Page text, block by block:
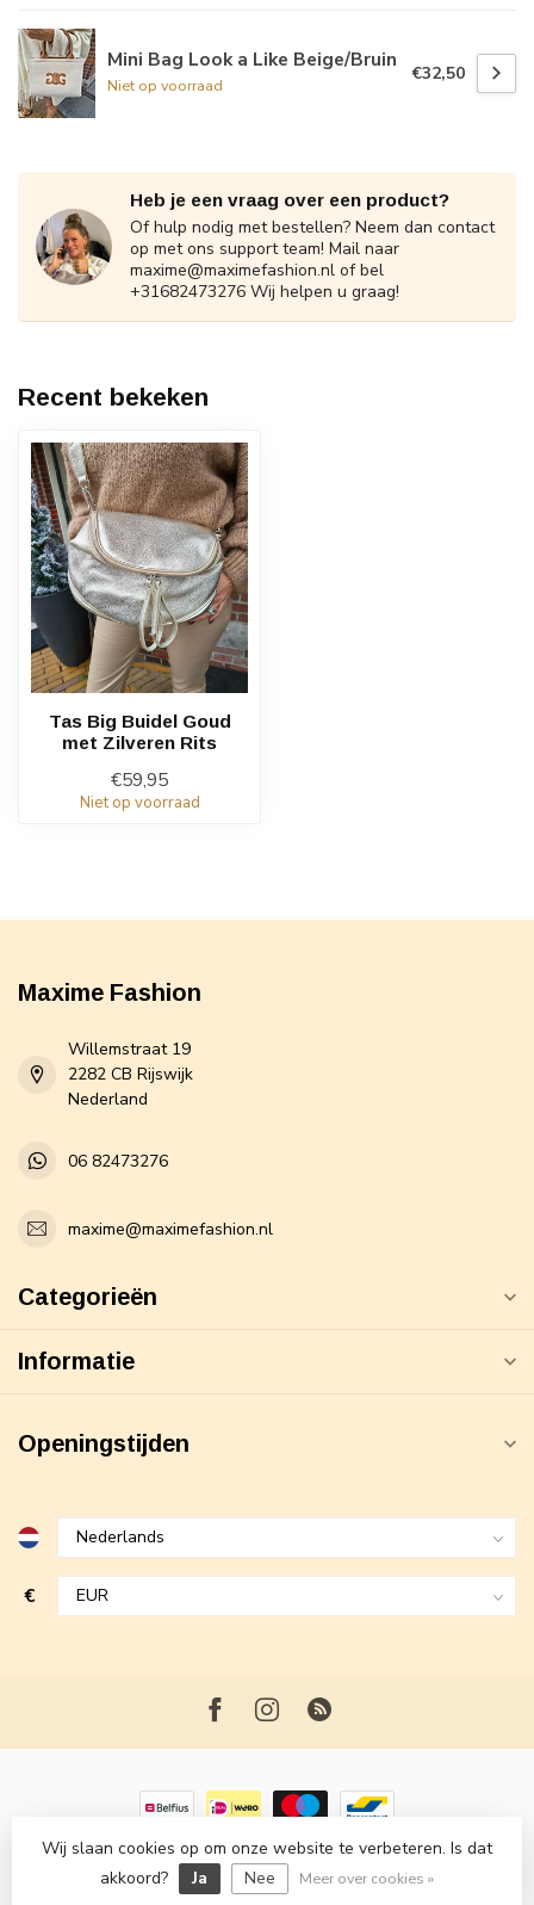
Mini Bag Look a Like Beige/Bruin
Niet op voorraad
€32,50
Heb je een vraag over een product?
Of hulp nodig met bestellen? Neem dan contact
op met ons support team! Mail naar
maxime@maximefashion.nl of bel
+31682473276 Wij helpen u graag!
Recent bekeken
Tas Big Buidel Goud
met Zilveren Rits
€59,95
Niet op voorraad
Maxime Fashion
Willemstraat 19
2282 CB Rijswijk
Nederland
06 82473276
maxime@maximefashion.nl
Categorieën
Informatie
Openingstijden
€
© Copyright 2026 Maxime Fashion- Powered byLightspeed-
Lightspeed design
Dyvelopment
Wij slaan cookies op om onze website te verbeteren. Is dat
akkoord?
Ja Nee Meer over cookies »